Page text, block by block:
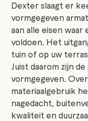
Dexter slaagt er
vormgegeven
aan alle eisen
voldoen. Het
tuin of op uw
Juist daarom zijn
vormgegeven.
materiaalgebruik
nagedacht,
kwaliteit en